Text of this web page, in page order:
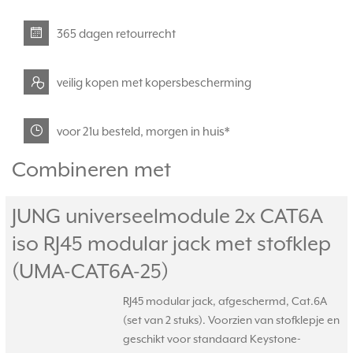
365 dagen retourrecht
veilig kopen met kopersbescherming
voor 21u besteld, morgen in huis*
Combineren met
JUNG universeelmodule 2x CAT6A
iso RJ45 modular jack met stofklep
(UMA-CAT6A-25)
RJ45 modular jack, afgeschermd, Cat.6A
(set van 2 stuks). Voorzien van stofklepje en
geschikt voor standaard Keystone-